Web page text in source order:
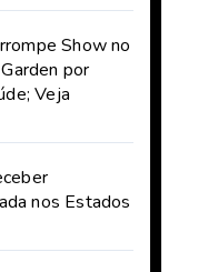
Show no
por
Veja
nos Estados